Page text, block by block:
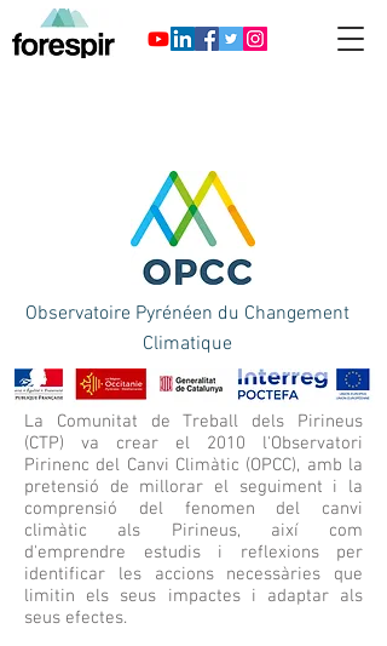
Observatoire Pyrénéen du Changement
Climatique
La Comunitat de Treball dels Pirineus
(CTP) va crear el 2010 l'Observatori
Pirinenc del Canvi Climàtic (OPCC), amb la
pretensió de millorar el seguiment i la
comprensió del fenomen del canvi
climàtic als Pirineus, així com
d'emprendre estudis i reflexions per
identificar les accions necessàries que
limitin els seus impactes i adaptar als
seus efectes.